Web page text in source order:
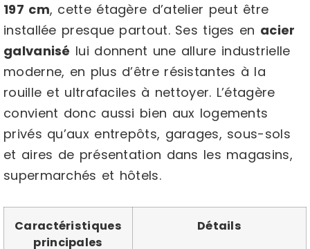
197 cm, cette étagère d’atelier peut être
installée presque partout. Ses tiges en acier
galvanisé lui donnent une allure industrielle
moderne, en plus d’être résistantes à la
rouille et ultrafaciles à nettoyer. L’étagère
convient donc aussi bien aux logements
privés qu’aux entrepôts, garages, sous-sols
et aires de présentation dans les magasins,
supermarchés et hôtels.
Caractéristiques
principales
Détails